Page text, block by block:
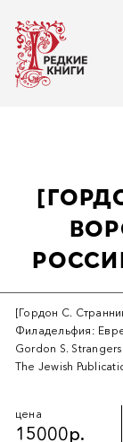
[Гордон С.
Филадельфия:
Gordon S.
The Jewish
цена
15000р.